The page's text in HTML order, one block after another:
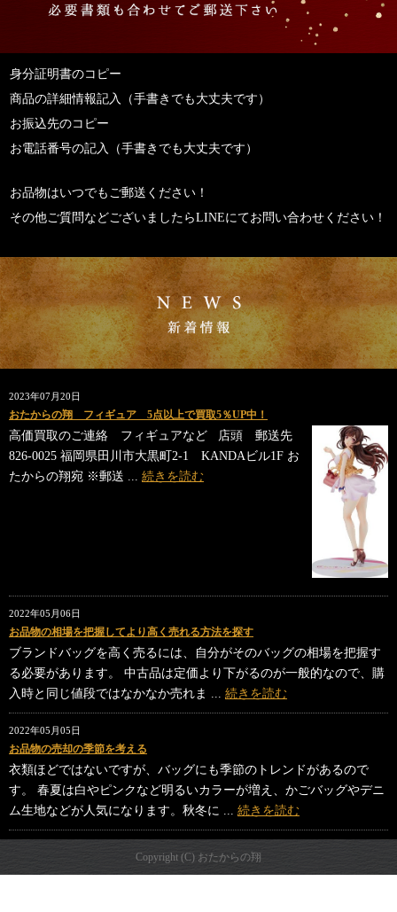
身分証明書のコピー
商品の詳細情報記入（手書きでも大丈夫です）
お振込先のコピー
お電話番号の記入（手書きでも大丈夫です）
お品物はいつでもご郵送ください！
その他ご質問などございましたらLINEにてお問い合わせください！
2023年07月20日
おたからの翔 フィギュア 5点以上で買取5％UP中！
高価買取のご連絡 フィギュアなど 店頭 郵送先
826-0025 福岡県田川市大黒町2-1 KANDAビル1F お
たからの翔宛 ※郵送 ... 続きを読む
2022年05月06日
お品物の相場を把握してより高く売れる方法を探す
ブランドバッグを高く売るには、自分がそのバッグの相場を把握す
る必要があります。 中古品は定価より下がるのが一般的なので、購
入時と同じ値段ではなかなか売れま ... 続きを読む
2022年05月05日
お品物の売却の季節を考える
衣類ほどではないですが、バッグにも季節のトレンドがあるので
す。 春夏は白やピンクなど明るいカラーが増え、かごバッグやデニ
ム生地などが人気になります。秋冬に ... 続きを読む
Copyright (C) おたからの翔